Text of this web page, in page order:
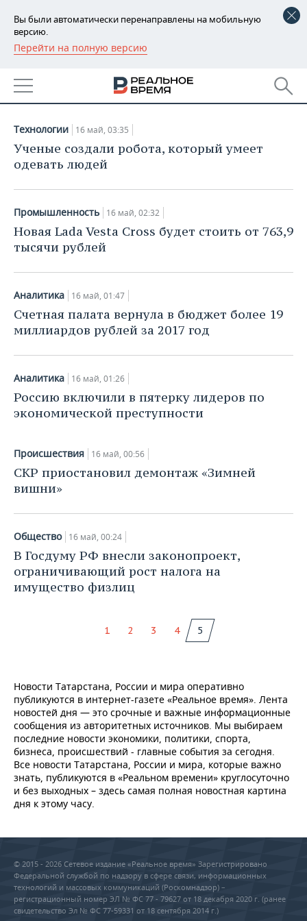
Вы были автоматически перенаправлены на мобильную
версию.
Перейти на полную версию
РЕГИОНЫ
БАШКОРТОСТАН
УДМУРТИЯ
НОВОСТИ
НОВОСТИ АНАЛИТИКИ
ДЕКЛАРАЦИИ О ДОХОДАХ
КОРОЛИ ГОСЗАКАЗА ПФО
ВУЗЫ ТАТАРСТАНА
КОМУ ПРИНАДЛЕЖАТ
ТАТАРСТАНА
ЭКОНОМИКА
НОВОСТИ ЭКОНОМИКИ
ФИНАНСЫ
БАНКИ
БЮДЖЕТ
ИНВЕСТИЦИИ
НОВОСТИ
ПРОМЫШЛЕННОСТИ
АГРОПРОМ
НЕФТЕХИМИЯ
ОПК
ЭНЕРГЕТИКА
НЕДВИЖИМОСТЬ
НОВОСТИ НЕДВИЖИМОСТИ
АВТО
НОВОСТИ АВТО
БИЗНЕС
НОВОСТИ БИЗНЕСА
РОЗНИЧНАЯ ТОРГОВЛЯ
УСЛУГИ
ТЕХНОЛОГИИ
НОВОСТИ ТЕХНОЛОГИЙ
МЕДИА
МЕРОПРИЯТИЯ
ВЫЕЗДНАЯ РЕДАКЦИЯ
ONLINE-КОНФЕРЕНЦИИ
ОТКРЫТАЯ ЛЕКЦИЯ
НОВОСТИ СПОРТА
ХОККЕЙ
БАСКЕТБОЛ
КИБЕРСПОРТ
ФИГУРНОЕ КАТАНИЕ
ОБЩЕСТВО
ВЛАСТЬ
ИНФРАСТРУКТУРА
КУЛЬТУРА
МЕДИЦИНА
СЮЖЕТЫ
СПРАВОЧНИК
СПИСОК КОМПАНИЙ
16.05.2018
Технологии 16 май, 03:35
Ученые создали робота, который умеет
одевать людей
Промышленность 16 май, 02:32
Новая Lada Vesta Cross будет стоить от 763,9
тысячи рублей
Аналитика 16 май, 01:47
Счетная палата вернула в бюджет более 19
миллиардов рублей за 2017 год
Аналитика 16 май, 01:26
Россию включили в пятерку лидеров по
экономической преступности
Происшествия 16 май, 00:56
СКР приостановил демонтаж «Зимней
вишни»
Общество 16 май, 00:24
В Госдуму РФ внесли законопроект,
ограничивающий рост налога на
имущество физлиц
1 2 3 4 5
Новости Татарстана, России и мира оперативно
публикуются в интернет-газете «Реальное время». Лента
новостей дня — это срочные и важные информационные
сообщения из авторитетных источников. Мы выбираем
последние новости экономики, политики, спорта,
бизнеса, происшествий - главные события за сегодня.
Все новости Татарстана, России и мира, которые важно
знать, публикуются в «Реальном времени» круглосуточно
и без выходных – здесь самая полная новостная картина
дня к этому часу.
© 2015 - 2026 Сетевое издание «Реальное время» Зарегистрировано
Федеральной службой по надзору в сфере связи, информационных
технологий и массовых коммуникаций (Роскомнадзор) –
регистрационный номер ЭЛ № ФС 77 - 79627 от 18 декабря 2020 г. (ранее
свидетельство Эл № ФС 77-59331 от 18 сентября 2014 г.)